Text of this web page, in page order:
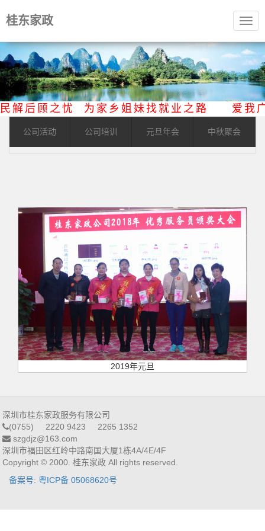
桂东家政
民解后顾之忧 为家乡姐妹找就业之路 爱
公司活动 公司培训 元旦年会 中秋聚会
2019年元旦
深圳市桂东家政服务有限公司
(0755) 2220 9423 2265 1352
szgdjz@163.com
深圳市福田区红岭中路南国大厦1栋4A/4E/4F
Copyright © 2000. 桂东家政 All rights reserved.
备案号: 粤ICP备 05068620号